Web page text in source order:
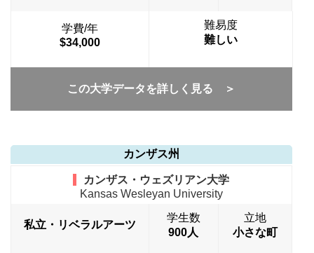
学費/年
$34,000
難易度
難しい
この大学データを詳しく見る ＞
カンザス州
カンザス・ウェズリアン大学
Kansas Wesleyan University
私立・リベラルアーツ
学生数
900人
立地
小さな町